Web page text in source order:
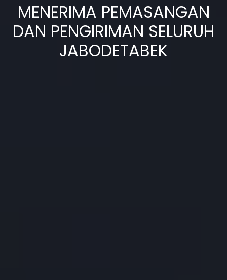
MENERIMA PEMASANGAN
DAN PENGIRIMAN SELURUH
JABODETABEK